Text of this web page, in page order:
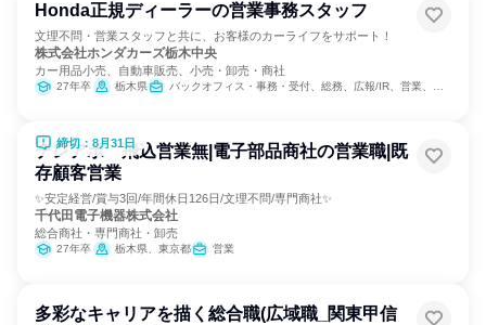
Honda正規ディーラーの営業事務スタッフ
文理不問・営業スタッフと共に、お客様のカーライフをサポート！
株式会社ホンダカーズ栃木中央
カー用品小売、自動車販売、小売・卸売・商社
27年卒 栃木県 バックオフィス・事務・受付、総務、広報/IR、営業、経営/事業企画
締切：8月31日
テレアポ 飛込営業無|電子部品商社の営業職|既
存顧客営業
✨安定経営/賞与3回/年間休日126日/文理不問/専門商社✨
千代田電子機器株式会社
総合商社・専門商社・卸売
27年卒 栃木県、東京都 営業
多彩なキャリアを描く総合職(広域職_関東甲信